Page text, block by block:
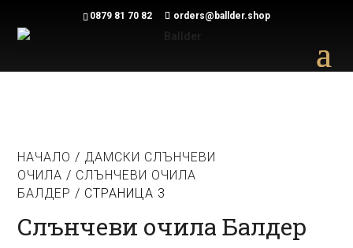
0879 81 70 82 orders@ballder.shop
НАЧАЛО / ДАМСКИ СЛЪНЧЕВИ
ОЧИЛА / СЛЪНЧЕВИ ОЧИЛА
БАЛДЕР / СТРАНИЦА 3
Слънчеви очила Балдер